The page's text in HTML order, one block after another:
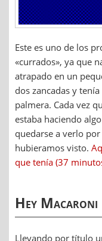
Este es uno de los
«currados», ya que
atrapado en un
dos zancadas y
palmera. Cada vez
estaba haciendo
quedarse a verlo
hubieramos visto.
que tenía (37
Hey Macaroni
Llevando por título